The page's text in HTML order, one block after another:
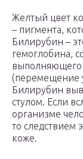
Желтый цвет
– пигмента,
Билирубин –
гемоглобина,
выполняющего
(перемещение
Билирубин
стулом. Если
организме
то следствием
коже.